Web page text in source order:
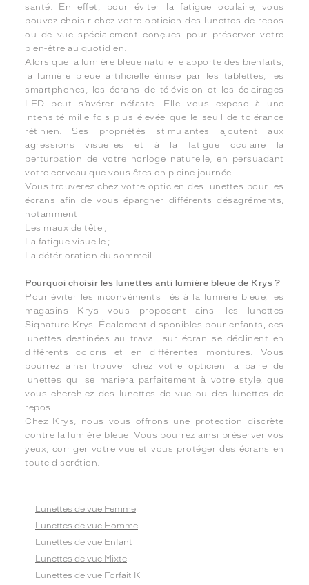
santé. En effet, pour éviter la fatigue oculaire, vous
pouvez choisir chez votre opticien des lunettes de repos
ou de vue spécialement conçues pour préserver votre
bien-être au quotidien.
Alors que la lumière bleue naturelle apporte des bienfaits,
la lumière bleue artificielle émise par les tablettes, les
smartphones, les écrans de télévision et les éclairages
LED peut s’avérer néfaste. Elle vous expose à une
intensité mille fois plus élevée que le seuil de tolérance
rétinien. Ses propriétés stimulantes ajoutent aux
agressions visuelles et à la fatigue oculaire la
perturbation de votre horloge naturelle, en persuadant
votre cerveau que vous êtes en pleine journée.
Vous trouverez chez votre opticien des lunettes pour les
écrans afin de vous épargner différents désagréments,
notamment :
Les maux de tête ;
La fatigue visuelle ;
La détérioration du sommeil.
Pourquoi choisir les lunettes anti lumière bleue de Krys ?
Pour éviter les inconvénients liés à la lumière bleue, les
magasins Krys vous proposent ainsi les lunettes
Signature Krys. Également disponibles pour enfants, ces
lunettes destinées au travail sur écran se déclinent en
différents coloris et en différentes montures. Vous
pourrez ainsi trouver chez votre opticien la paire de
lunettes qui se mariera parfaitement à votre style, que
vous cherchiez des lunettes de vue ou des lunettes de
repos.
Chez Krys, nous vous offrons une protection discrète
contre la lumière bleue. Vous pourrez ainsi préserver vos
yeux, corriger votre vue et vous protéger des écrans en
toute discrétion.
Lunettes de vue Femme
Lunettes de vue Homme
Lunettes de vue Enfant
Lunettes de vue Mixte
Lunettes de vue Forfait K